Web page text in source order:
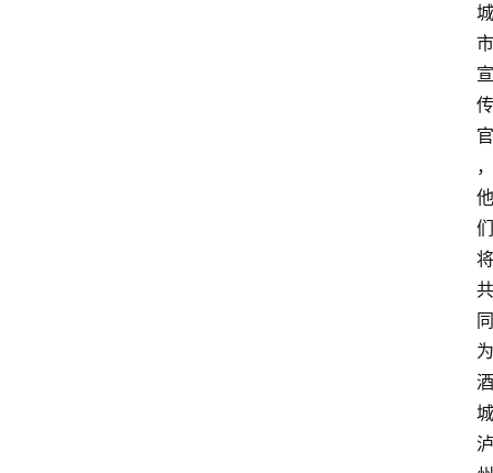
城
市
宣
传
官
，
他
们
将
共
同
为
酒
城
泸